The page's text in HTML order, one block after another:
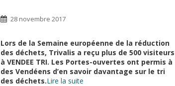
28 novembre 2017
Lors de la Semaine européenne de la réduction
des déchets, Trivalis a reçu plus de 500 visiteurs
à VENDEE TRI. Les Portes-ouvertes ont permis à
des Vendéens d’en savoir davantage sur le tri
des déchets.Lire la suite